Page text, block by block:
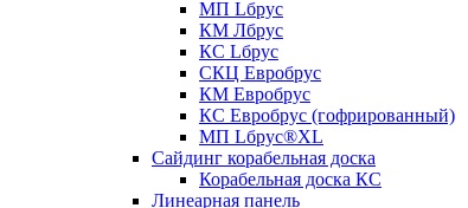
МП Lбрус
КМ Лбрус
КС Lбрус
СКЦ Евробрус
КМ Евробрус
КС Евробрус (гофрированный)
МП Lбрус®XL
Сайдинг корабельная доска
Корабельная доска КС
Линеарная панель